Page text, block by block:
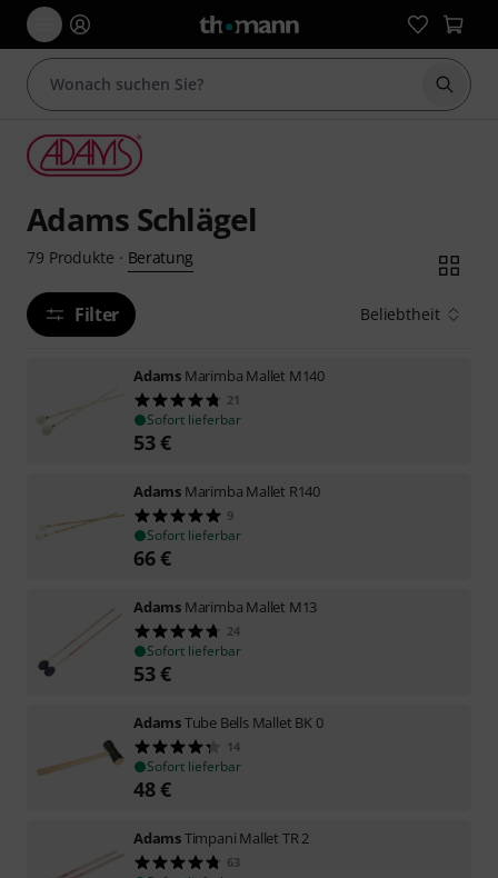
Suche
Adams Schlägel
79 Produkte · Beratung
Filter Beliebtheit
Adams Marimba Mallet M140
21
Sofort lieferbar
53€
Adams Marimba Mallet R140
9
Sofort lieferbar
66€
Adams Marimba Mallet M13
24
Sofort lieferbar
53€
AdamsTube Bells Mallet BK 0
14
Sofort lieferbar
48€
AdamsTimpani Mallet TR 2
63